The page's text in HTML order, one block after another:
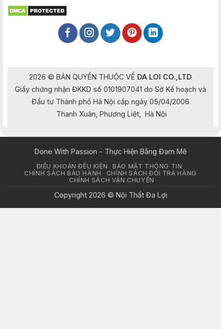
2026 © BẢN QUYỀN THUỘC VỀ DA LOI CO.,LTD
Giấy chứng nhận ĐKKD số 0101907041 do Sở Kế hoạch và
Đầu tư Thành phố Hà Nội cấp ngày 05/04/2006
Thanh Xuân, Phương Liệt, Hà Nội
Done With Passion - Thực Hiện Bằng Đam Mê
ĐIỀU KHOẢN ĐỀU KIỆN
BẢO MẬT THÔNG TIN
CHÍNH SÁCH BẢO HÀNH
CHÍNH SÁCH ĐỔI TRẢ HÀNG
CHÍNH SÁCH VẬN CHUYỂN
Copyright 2026 © Nội Thất Đa Lợi